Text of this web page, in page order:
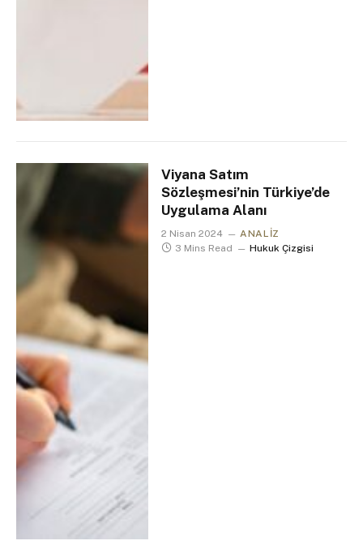
Viyana Satım
Sözleşmesi’nin Türkiye’de
Uygulama Alanı
2 Nisan 2024
ANALIZ
3 Mins Read
Hukuk Çizgisi